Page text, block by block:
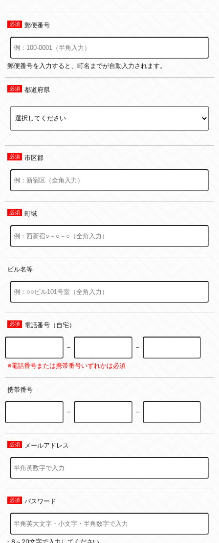
郵便番号
郵便番号を入力すると、町名までが自動入力されます。
都道府県
市区郡
町域
ビル名等
電話番号（自宅）
－ －
※電話番号または携帯番号いずれかは必須
携帯番号
－ －
メールアドレス
パスワード
・8～20文字で入力してください。